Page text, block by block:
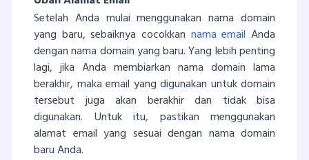
Setelah Anda mulai menggunakan nama domain
yang baru, sebaiknya cocokkan nama email Anda
dengan nama domain yang baru. Yang lebih penting
lagi, jika Anda membiarkan nama domain lama
berakhir, maka email yang digunakan untuk domain
tersebut juga akan berakhir dan tidak bisa
digunakan. Untuk itu, pastikan menggunakan
alamat email yang sesuai dengan nama domain
baru Anda.